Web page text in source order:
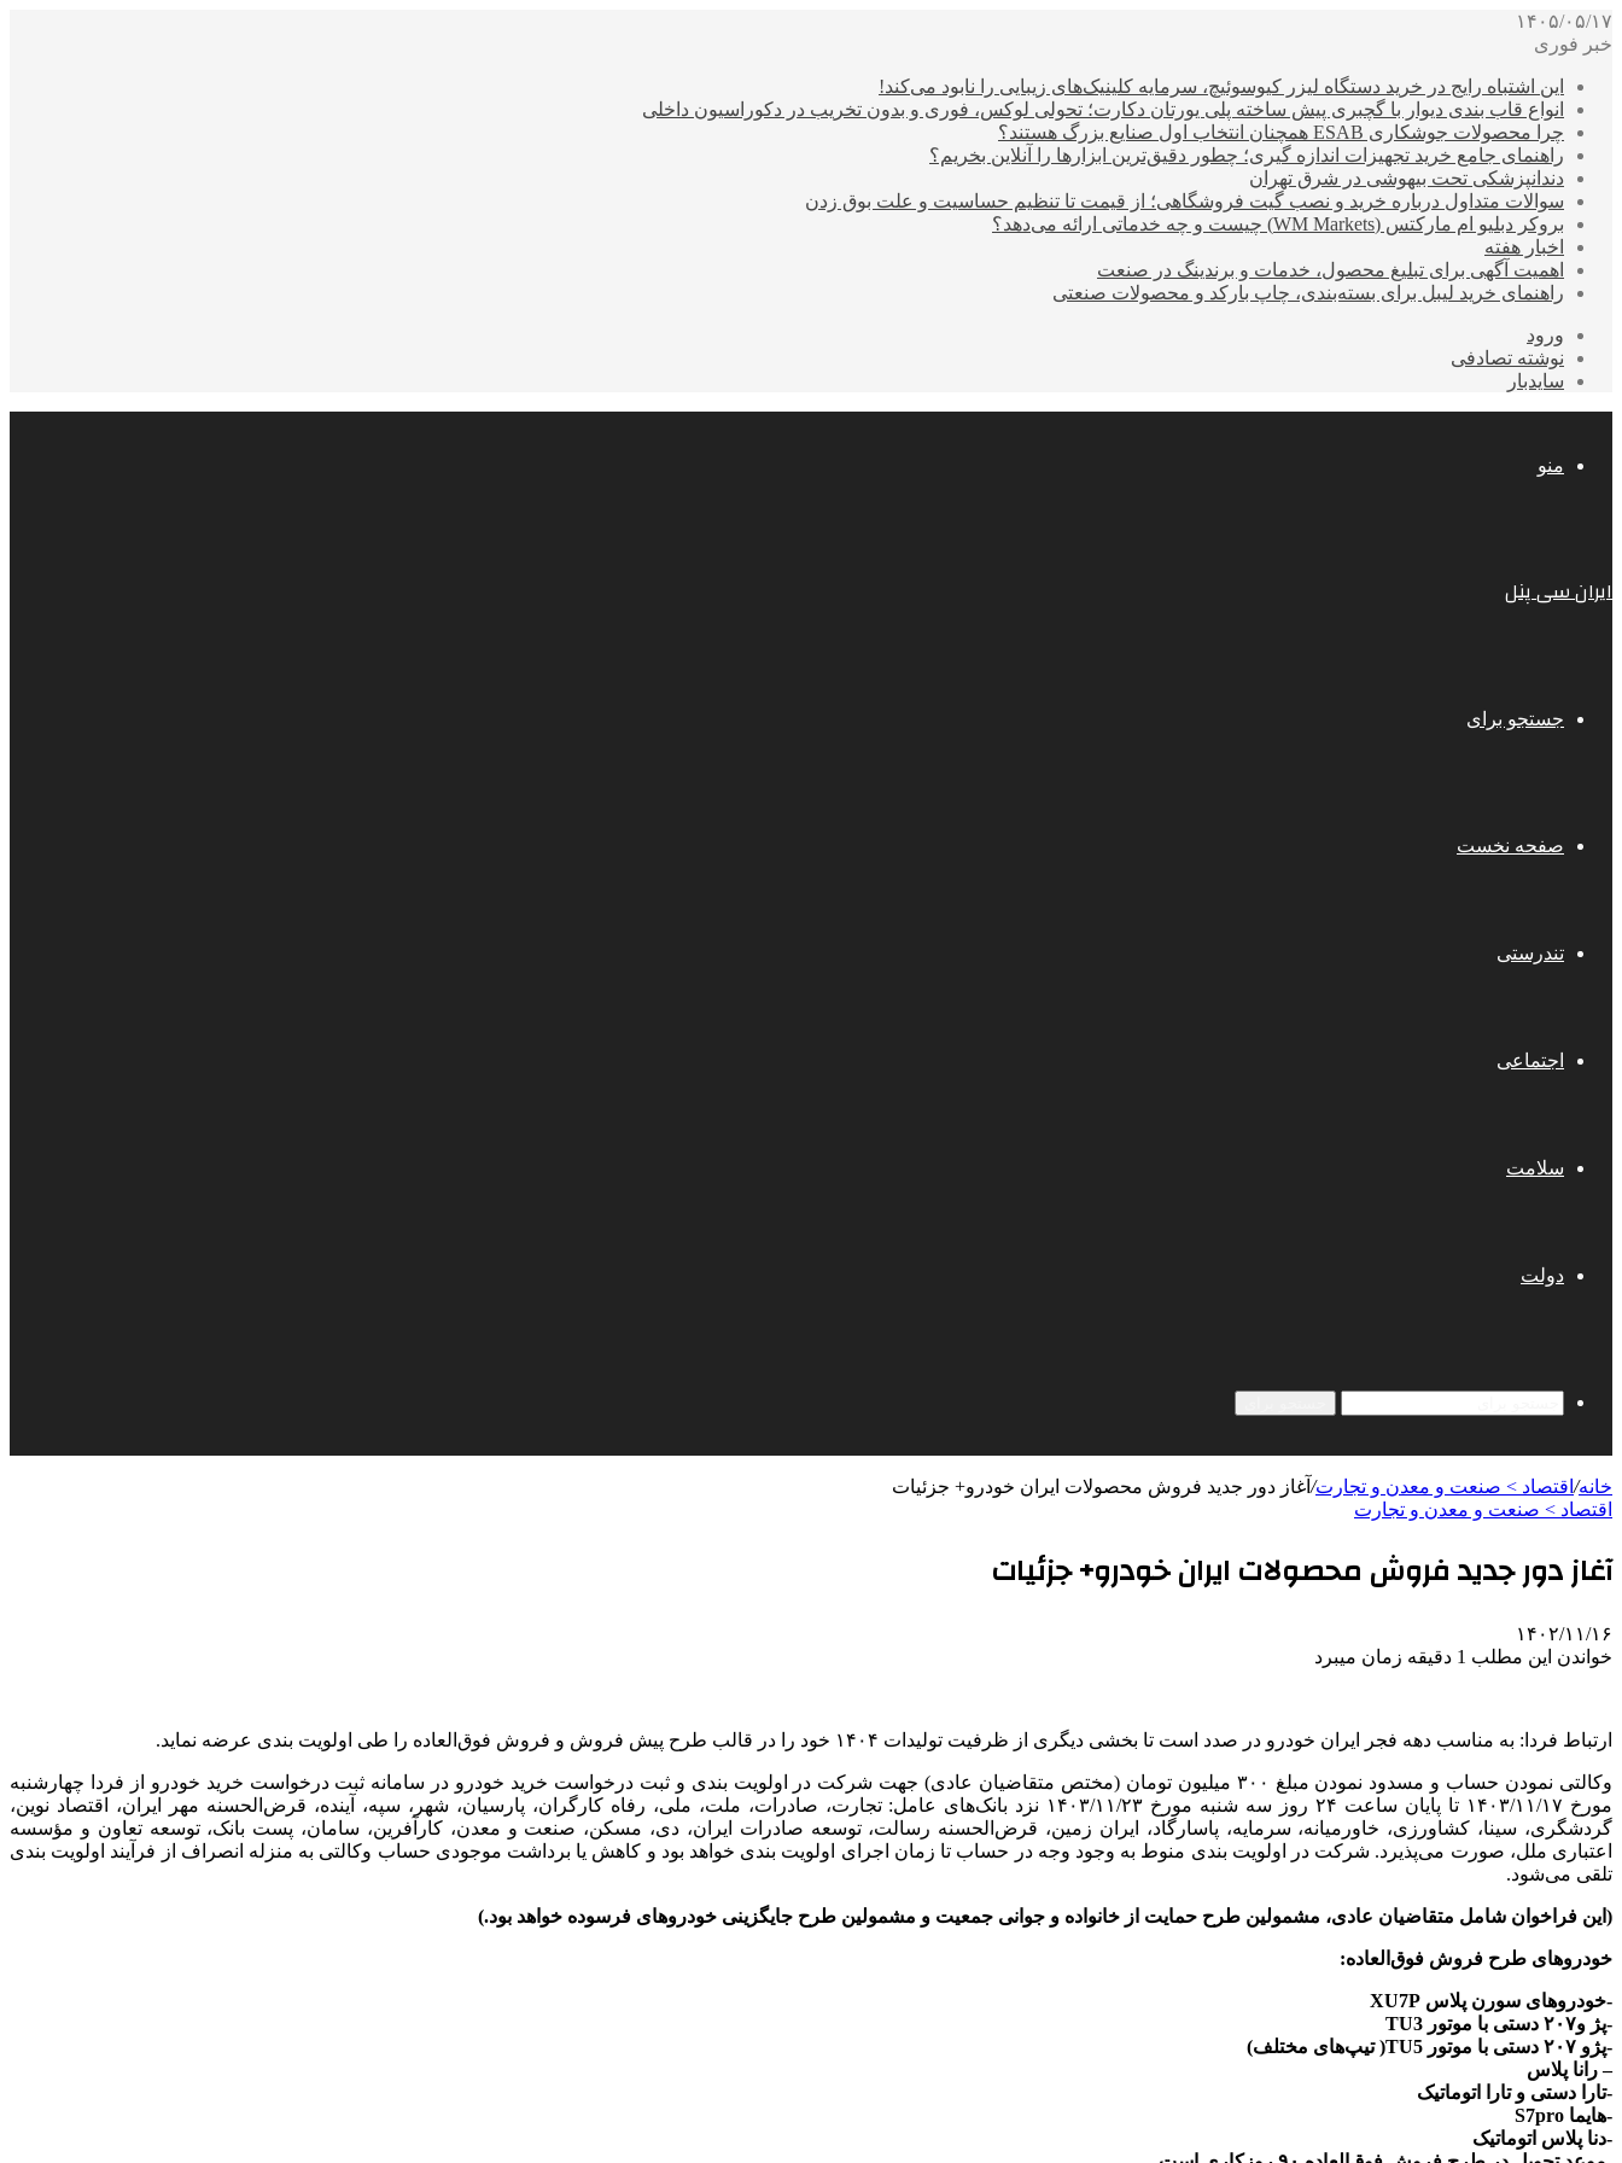
۱۴۰۵/۰۵/۱۷
خبر فوری
این اشتباه رایج در خرید دستگاه لیزر کیوسوئیچ، سرمایه کلینیک‌های زیبایی را نابود می‌کند!
انواع قاب بندی دیوار با گچبری پیش ساخته پلی یورتان دکارت؛ تحولی لوکس، فوری و بدون تخریب در دکوراسیون داخلی
چرا محصولات جوشکاری ESAB همچنان انتخاب اول صنایع بزرگ هستند؟
راهنمای جامع خرید تجهیزات اندازه گیری؛ چطور دقیق‌ترین ابزارها را آنلاین بخریم؟
دندانپزشکی تحت بیهوشی در شرق تهران
سوالات متداول درباره خرید و نصب گیت فروشگاهی؛ از قیمت تا تنظیم حساسیت و علت بوق زدن
بروکر دبلیو ام مارکتس (WM Markets) چیست و چه خدماتی ارائه می‌دهد؟
اخبار هفته
اهمیت آگهی برای تبلیغ محصول، خدمات و برندینگ در صنعت
راهنمای خرید لیبل برای بسته‌بندی، چاپ بارکد و محصولات صنعتی
ورود
نوشته تصادفی
سایدبار
منو
ایران سی پنل
جستجو برای
صفحه نخست
تندرستی
اجتماعی
سلامت
دولت
خانه/ اقتصاد > صنعت و معدن و تجارت/ آغاز دور جدید فروش محصولات ایران خودرو+ جزئیات
اقتصاد > صنعت و معدن و تجارت
آغاز دور جدید فروش محصولات ایران خودرو+ جزئیات
۱۴۰۲/۱۱/۱۶
خواندن این مطلب 1 دقیقه زمان میبرد
ارتباط فردا: به مناسب دهه فجر ایران خودرو در صدد است تا بخشی دیگری از ظرفیت تولیدات ۱۴۰۴ خود را در قالب طرح پیش فروش و فروش فوق‌العاده را طی اولویت بندی عرضه نماید.
وکالتی نمودن حساب و مسدود نمودن مبلغ ۳۰۰ میلیون تومان (مختص متقاضیان عادی) جهت شرکت در اولویت بندی و ثبت درخواست خرید خودرو در سامانه ثبت درخواست خرید خودرو از فردا چهارشنبه
مورخ ۱۴۰۳/۱۱/۱۷ تا پایان ساعت ۲۴ روز سه شنبه مورخ ۱۴۰۳/۱۱/۲۳ نزد بانک‌های عامل: تجارت، صادرات، ملت، ملی، رفاه کارگران، پارسیان، شهر، سپه، آینده، قرض‌الحسنه مهر ایران، اقتصاد نوین،
گردشگری، سینا، کشاورزی، خاورمیانه، سرمایه، پاسارگاد، ایران زمین، قرض‌الحسنه رسالت، توسعه صادرات ایران، دی، مسکن، صنعت و معدن، کارآفرین، سامان، پست بانک، توسعه تعاون و مؤسسه
اعتباری ملل، صورت می‌پذیرد. شرکت در اولویت بندی منوط به وجود وجه در حساب تا زمان اجرای اولویت بندی خواهد بود و کاهش یا برداشت موجودی حساب وکالتی به منزله انصراف از فرآیند اولویت بندی
تلقی می‌شود.
(این فراخوان شامل متقاضیان عادی، مشمولین طرح حمایت از خانواده و جوانی جمعیت و مشمولین طرح جایگزینی خودروهای فرسوده خواهد بود.)
خودروهای طرح فروش فوق‌العاده:
-خودروهای سورن پلاس XU7P
-پژ و۲۰۷ دستی با موتور TU3
-پژو ۲۰۷ دستی با موتور TU5( تیپ‌های مختلف)
–رانا پلاس
-تارا دستی و تارا اتوماتیک
-هایما S7pro
-دنا پلاس اتوماتیک